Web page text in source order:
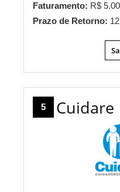
Faturamento: R$
Prazo de Retorno:
5 Cuidare